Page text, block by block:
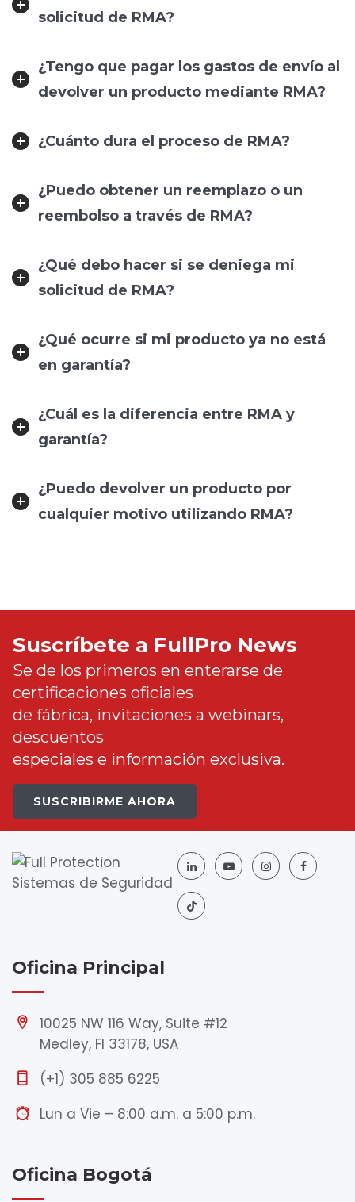
solicitud de RMA?
¿Tengo que pagar los gastos de envío al
devolver un producto mediante RMA?
¿Cuánto dura el proceso de RMA?
¿Puedo obtener un reemplazo o un
reembolso a través de RMA?
¿Qué debo hacer si se deniega mi
solicitud de RMA?
¿Qué ocurre si mi producto ya no está
en garantía?
¿Cuál es la diferencia entre RMA y
garantía?
¿Puedo devolver un producto por
cualquier motivo utilizando RMA?
Suscríbete a FullPro News
Se de los primeros en enterarse de
certificaciones oficiales
de fábrica, invitaciones a webinars,
descuentos
especiales e información exclusiva.
SUSCRIBIRME AHORA
Oficina Principal
10025 NW 116 Way, Suite #12
Medley, Fl 33178, USA
(+1) 305 885 6225
Lun a Vie – 8:00 a.m. a 5:00 p.m.
Oficina Bogotá